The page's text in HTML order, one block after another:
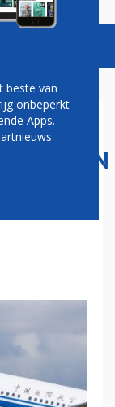
beste van
onbeperkt
Apps.